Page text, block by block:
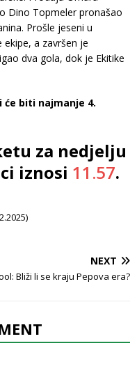
Dino Topmeler pronašao
Prošle jeseni u
a završen je
dva gola, dok je Ekitike
biti najmanje 4.
za nedjelju
iznosi 11.57.
NEXT
Bliži li se kraju Pepova era?